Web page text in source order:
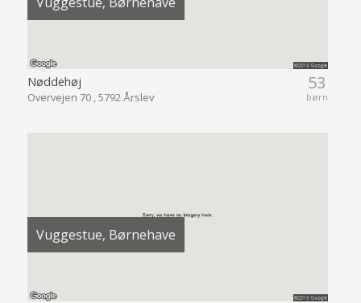
53
børn
Nøddehøj
Overvejen 70 , 5792 Årslev
Vuggestue, Børnehave